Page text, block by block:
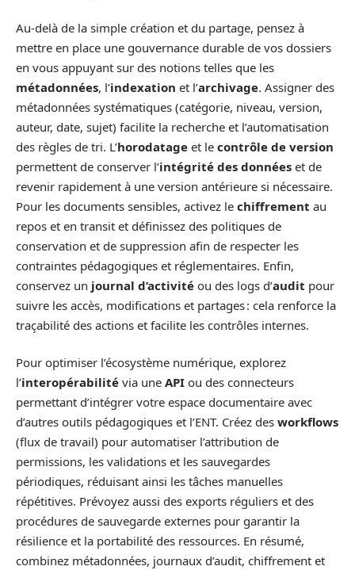
Au-delà de la simple création et du partage, pensez à
mettre en place une gouvernance durable de vos dossiers
en vous appuyant sur des notions telles que les
métadonnées, l’indexation et l’archivage. Assigner des
métadonnées systématiques (catégorie, niveau, version,
auteur, date, sujet) facilite la recherche et l’automatisation
des règles de tri. L’horodatage et le contrôle de version
permettent de conserver l’intégrité des données et de
revenir rapidement à une version antérieure si nécessaire.
Pour les documents sensibles, activez le chiffrement au
repos et en transit et définissez des politiques de
conservation et de suppression afin de respecter les
contraintes pédagogiques et réglementaires. Enfin,
conservez un journal d’activité ou des logs d’audit pour
suivre les accès, modifications et partages : cela renforce la
traçabilité des actions et facilite les contrôles internes.
Pour optimiser l’écosystème numérique, explorez
l’interopérabilité via une API ou des connecteurs
permettant d’intégrer votre espace documentaire avec
d’autres outils pédagogiques et l’ENT. Créez des workflows
(flux de travail) pour automatiser l’attribution de
permissions, les validations et les sauvegardes
périodiques, réduisant ainsi les tâches manuelles
répétitives. Prévoyez aussi des exports réguliers et des
procédures de sauvegarde externes pour garantir la
résilience et la portabilité des ressources. En résumé,
combinez métadonnées, journaux d’audit, chiffrement et